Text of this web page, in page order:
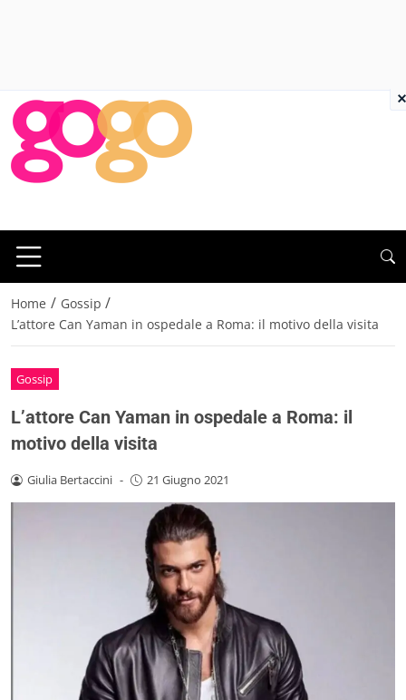
Home / Gossip /
L’attore Can Yaman in ospedale a Roma: il motivo della visita
Gossip
L’attore Can Yaman in ospedale a Roma: il
motivo della visita
Giulia Bertaccini - 21 Giugno 2021
×